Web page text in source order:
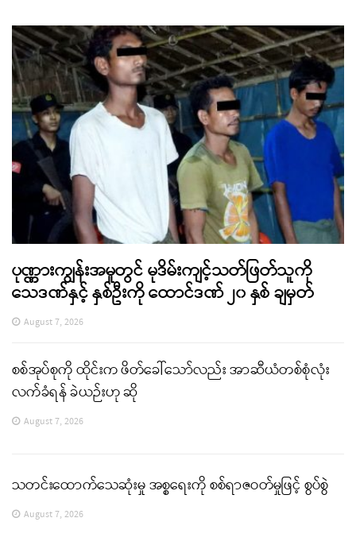
ပုဏ္ဏားကျွန်းအမှုတွင် မုဒိမ်းကျင့်သတ်ဖြတ်သူကို
သေဒဏ်နှင့် နှစ်ဦးကို ထောင်ဒဏ် ၂၀ နှစ် ချမှတ်
August 7, 2026
စစ်အုပ်စုကို ထိုင်းက ဖိတ်ခေါ်သော်လည်း အာဆီယံတစ်စုံလုံး
လက်ခံရန် ခဲယဉ်းဟု ဆို
August 7, 2026
သတင်းထောက်သေဆုံးမှု အစ္စရေးကို စစ်ရာဇဝတ်မှုဖြင့် စွပ်စွဲ
August 7, 2026